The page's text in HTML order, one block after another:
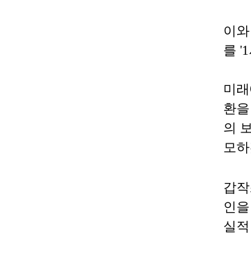
이
를
미
환
의
모
갑
인
실